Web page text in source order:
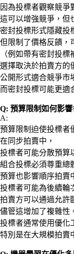
因為投標者觀察競爭
這可以增強競爭，但
密封投標形式隱藏投
但限制了價格反饋，
（例如帶有密封投
選擇取決於拍賣方的
公開形式適合競爭市
而密封投標可能更適
Q: 預算限制如何影
A:
預算限制迫使投標者
在同步拍賣中，
投標者可能分散預算
組合投標必須尊重總
預算也影響順序拍
投標者可能為後續輪
拍賣方可以通過允許
儘管這增加了複雜性
投標者通常使用優化
特別是在大規模拍賣